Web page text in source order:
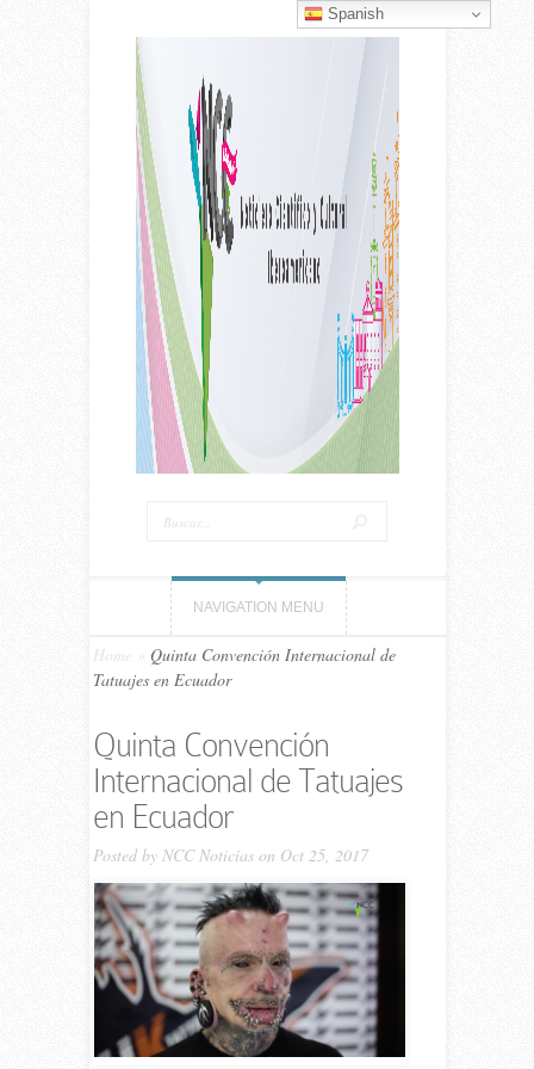
NAVIGATION MENU
Home
Quinta Convención Internacional de
Tatuajes en Ecuador
Quinta Convención
Internacional de Tatuajes
en Ecuador
Posted by NCC Noticiason Oct 25, 2017
Spanish